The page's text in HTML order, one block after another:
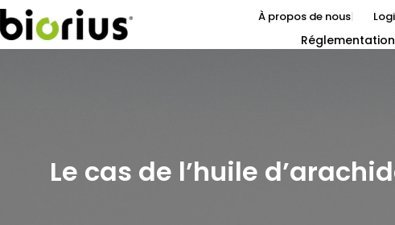
À propos de nous
Le cas de l’huile